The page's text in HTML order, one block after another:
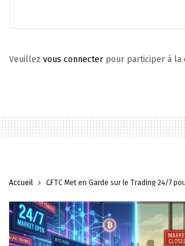
Veuillez vous connecter pour participer à la
Accueil CFTC Met en Garde sur le Trading 24/7